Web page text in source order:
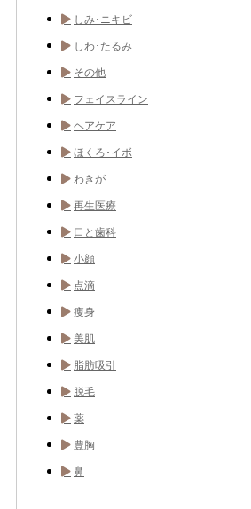
しみ･ニキビ
しわ･たるみ
その他
フェイスライン
ヘアケア
ほくろ･イボ
わきが
再生医療
口と歯科
小顔
点滴
痩身
美肌
脂肪吸引
脱毛
薬
豊胸
鼻